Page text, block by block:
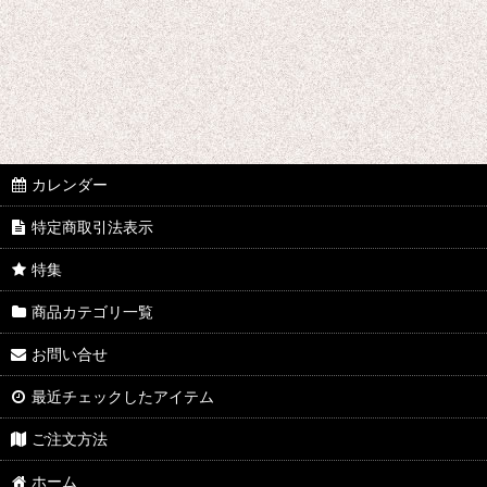
フルート
クラリネット
サックス
オーボエ
ファゴット
カレンダー
特定商取引法表示
特集
商品カテゴリ一覧
お問い合せ
最近チェックしたアイテム
ご注文方法
ホーム